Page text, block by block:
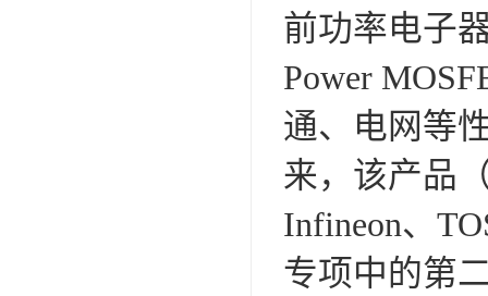
前功率电子
Power
通、电网等
来，该产品
Infineon、
专项中的第